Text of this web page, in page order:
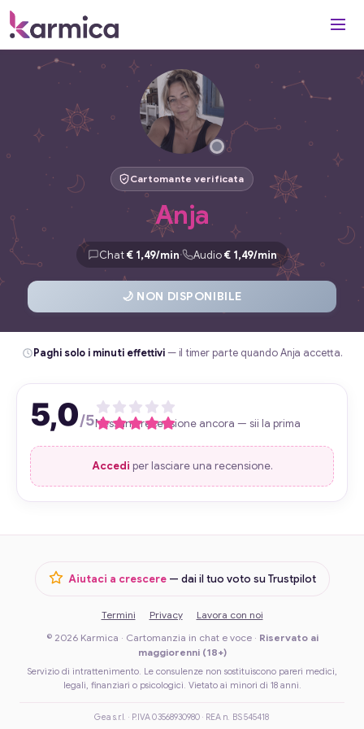
Cartomante verificata
Anja
Chat€ 1,49/min· Audio€ 1,49/min
🌙 NON DISPONIBILE
Paghi solo i minuti effettivi— il timer parte quando Anja accetta.
5,0/5Nessuna recensione ancora — sii la prima
Accedi per lasciare una recensione.
Aiutaci a crescere— dai il tuo voto su Trustpilot
Termini Privacy
Lavora con noi
© 2026 Karmica · Cartomanzia in chat e voce · Riservato ai
maggiorenni (18+)
Servizio di intrattenimento. Le consulenze non sostituiscono pareri medici,
legali, finanziari o psicologici. Vietato ai minori di 18 anni.
Gea s.r.l. · P.IVA 03568930980 · REA n. BS 545418